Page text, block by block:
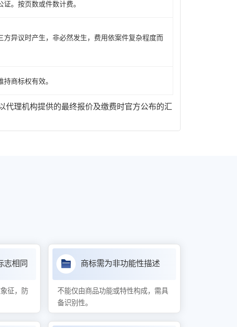
。按页数或件数计费。
方异议时产生，非必然发生，费用依案件复杂程度而
商标权有效。
理机构提供的最终报价及缴费时官方公布的汇
志相同
征，防
商标需为非功能性描述
不能仅由商品功能或特性构成，需具
备识别性。